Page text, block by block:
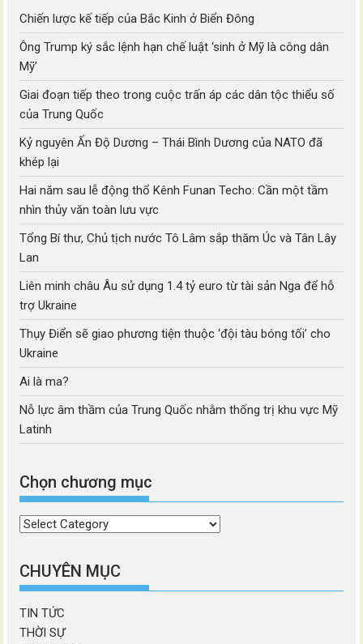
Chiến lược kế tiếp của Bắc Kinh ở Biển Đông
Ông Trump ký sắc lệnh hạn chế luật ‘sinh ở Mỹ là công dân
Mỹ’
Giai đoạn tiếp theo trong cuộc trấn áp các dân tộc thiểu số
của Trung Quốc
Kỷ nguyên Ấn Độ Dương – Thái Bình Dương của NATO đã
khép lại
Hai năm sau lễ động thổ Kênh Funan Techo: Cần một tầm
nhìn thủy văn toàn lưu vực
Tổng Bí thư, Chủ tịch nước Tô Lâm sắp thăm Úc và Tân Lây
Lan
Liên minh châu Âu sử dụng 1.4 tỷ euro từ tài sản Nga để hỗ
trợ Ukraine
Thụy Điển sẽ giao phương tiện thuộc ‘đội tàu bóng tối’ cho
Ukraine
Ai là ma?
Nỗ lực âm thầm của Trung Quốc nhằm thống trị khu vực Mỹ
Latinh
Chọn chương mục
Chọn
mục
CHUYÊN MỤC
TIN TỨC
THỜI SỰ